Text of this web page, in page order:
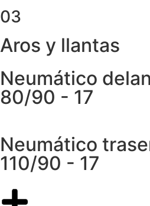
03
Aros y llantas
Neumático
80/90 - 17
Neumático
110/90 - 17